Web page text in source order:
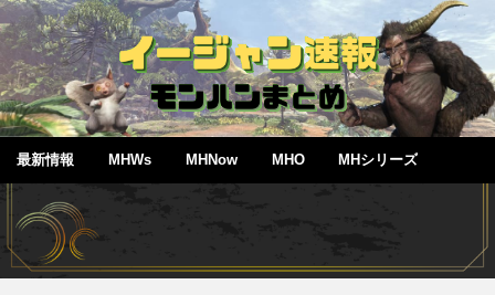
最新情報 MHWs MHNow MHO MHシリーズ